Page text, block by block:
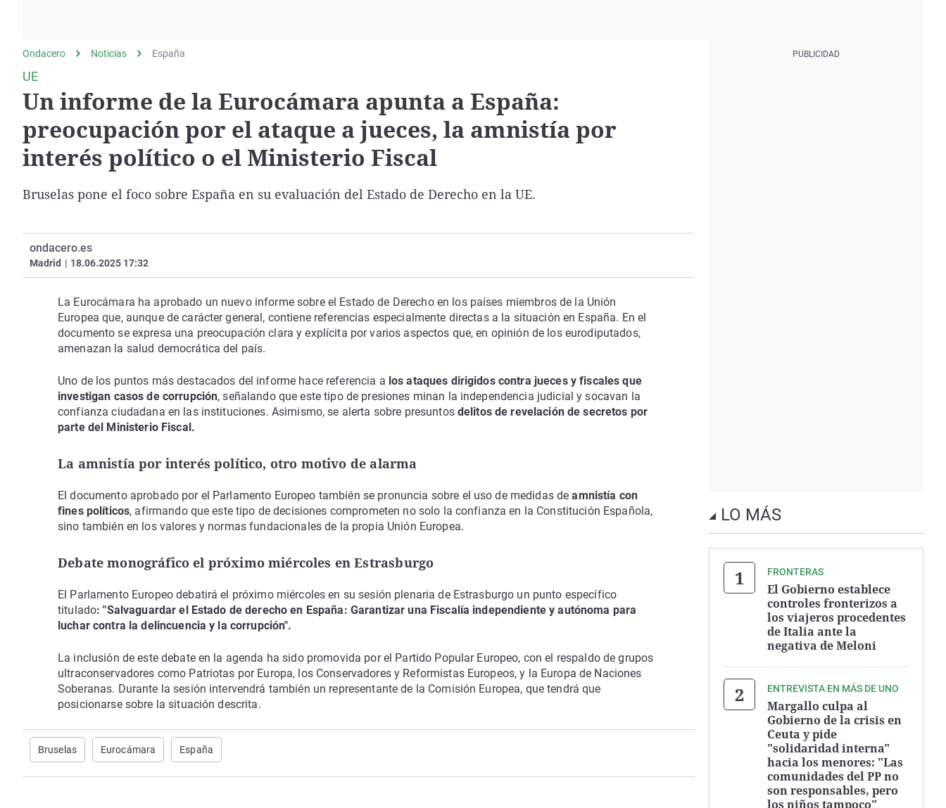
Como el perro y elEquipo de investigación
Negra
País Vasco
Ondacero Noticias España
UE
Un informe de la Eurocámara apunta a España:
preocupación por el ataque a jueces, la amnistía por
interés político o el Ministerio Fiscal
Bruselas pone el foco sobre España en su evaluación del Estado de Derecho en la UE.
ondacero.es
Madrid | 18.06.2025 17:32
La Eurocámara ha aprobado un nuevo informe sobre el Estado de Derecho en los países miembros de la Unión
Europea que, aunque de carácter general, contiene referencias especialmente directas a la situación en España. En el
documento se expresa una preocupación clara y explícita por varios aspectos que, en opinión de los eurodiputados,
amenazan la salud democrática del país.
Uno de los puntos más destacados del informe hace referencia a los ataques dirigidos contra jueces y fiscales que
investigan casos de corrupción, señalando que este tipo de presiones minan la independencia judicial y socavan la
confianza ciudadana en las instituciones. Asimismo, se alerta sobre presuntosdelitos de revelación de secretos por
parte del Ministerio Fiscal.
La amnistía por interés político, otro motivo de alarma
El documento aprobado por el Parlamento Europeo también se pronuncia sobre el uso de medidas deamnistía con
fines políticos, afirmando que este tipo de decisiones comprometen no solo la confianza en la Constitución Española,
sino también en los valores y normas fundacionales de la propia Unión Europea.
Debate monográfico el próximo miércoles en Estrasburgo
El Parlamento Europeo debatirá el próximo miércoles en su sesión plenaria de Estrasburgo un punto específico
titulado: "Salvaguardar el Estado de derecho en España: Garantizar una Fiscalía independiente y autónoma para
luchar contra la delincuencia y la corrupción".
La inclusión de este debate en la agenda ha sido promovida por el Partido Popular Europeo, con el respaldo de grupos
ultraconservadores como Patriotas por Europa, los Conservadores y Reformistas Europeos, y la Europa de Naciones
Soberanas. Durante la sesión intervendrá también un representante de la Comisión Europea, que tendrá que
posicionarse sobre la situación descrita.
Bruselas Eurocámara España
LO MÁS
FRONTERAS
El Gobierno establece
controles fronterizos a
los viajeros procedentes
de Italia ante la
negativa de Meloni
ENTREVISTA EN MÁS DE UNO
Margallo culpa al
Gobierno de la crisis en
Ceuta y pide
"solidaridad interna"
hacia los menores: "Las
comunidades del PP no
son responsables, pero
los niños tampoco"